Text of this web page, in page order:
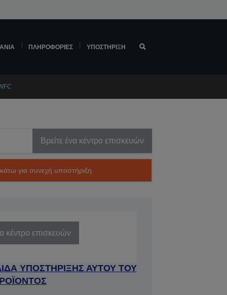
ΠΛΗΡΟΦΟΡΊΕΣ ΥΠΟΣΤΉΡΙΞΗ
Βρείτε ένα κέντρο επισκευών
για συνεχή υποστήριξη.
κέντρο επισκευών
ΥΠΟΣΤΗΡΙΞΗΣ ΑΥΤΟΥ ΤΟΥ